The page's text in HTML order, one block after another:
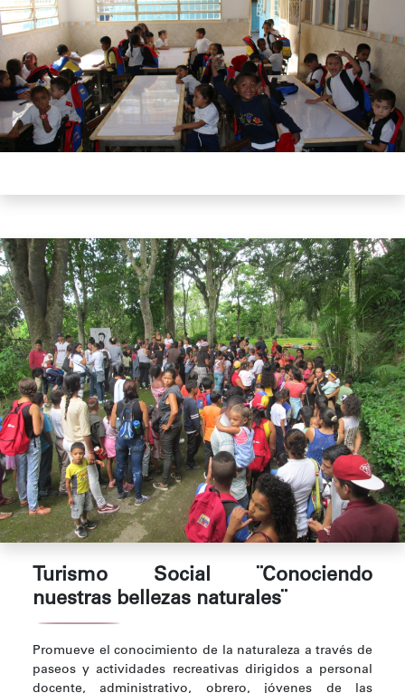
Turismo Social ¨Conociendo
nuestras bellezas naturales¨
Promueve el conocimiento de la naturaleza a través de
paseos y actividades recreativas dirigidos a personal
docente, administrativo, obrero, jóvenes de las